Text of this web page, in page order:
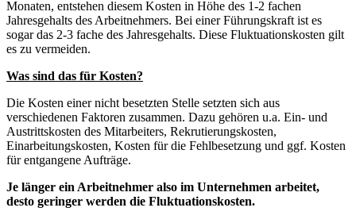
Monaten, entstehen diesem Kosten in Höhe des 1-2 fachen
Jahresgehalts des Arbeitnehmers. Bei einer Führungskraft ist es
sogar das 2-3 fache des Jahresgehalts. Diese Fluktuationskosten gilt
es zu vermeiden.
Was sind das für Kosten?
Die Kosten einer nicht besetzten Stelle setzten sich aus
verschiedenen Faktoren zusammen. Dazu gehören u.a. Ein- und
Austrittskosten des Mitarbeiters, Rekrutierungskosten,
Einarbeitungskosten, Kosten für die Fehlbesetzung und ggf. Kosten
für entgangene Aufträge.
Je länger ein Arbeitnehmer also im Unternehmen arbeitet,
desto geringer werden die Fluktuationskosten.